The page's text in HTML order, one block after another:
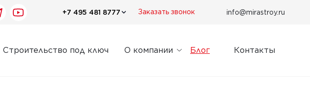
+7 495 481 8777 Заказать звонок info@mirastroy.ru
Строительство под ключ О компании Блог Контакты